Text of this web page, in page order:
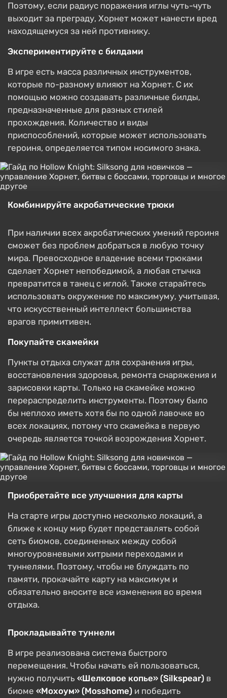
Поэтому, если радиус поражения иглы чуть-чуть
выходит за преграду, Хорнет может нанести вред
находящемуся за ней противнику.
Экспериментируйте с билдами
В игре есть масса различных инструментов,
которые по-разному влияют на Хорнет. С их
помощью можно создавать различные билды,
предназначенные для разных стилей
прохождения. Количество и виды
приспособлений, которые может использовать
героиня, определяется типом носимого знака.
Комбинируйте акробатические трюки
При наличии всех акробатических умений героиня
сможет без проблем добраться в любую точку
мира. Превосходное владение всеми трюками
сделает Хорнет непобедимой, а любая стычка
превратится в танец с иглой. Также старайтесь
использовать окружение по максимуму, учитывая,
что искусственный интеллект большинства
врагов примитивен.
Покупайте скамейки
Пункты отдыха служат для сохранения игры,
восстановления здоровья, ремонта снаряжения и
зарисовки карты. Только на скамейке можно
перераспределить инструменты. Поэтому было
бы неплохо иметь хотя бы по одной лавочке во
всех локациях, потому что скамейка в первую
очередь является точкой возрождения Хорнет.
Приобретайте все улучшения для карты
На старте игры доступно несколько локаций, а
ближе к концу мир будет представлять собой
сеть биомов, соединенных между собой
многоуровневыми хитрыми переходами и
туннелями. Поэтому, чтобы не блуждать по
памяти, прокачайте карту на максимум и
обязательно вносите все изменения во время
отдыха.
Прокладывайте туннели
В игре реализована система быстрого
перемещения. Чтобы начать ей пользоваться,
нужно получить «Шелковое копье» (Silkspear) в
биоме «Мохоум» (Mosshome) и победить